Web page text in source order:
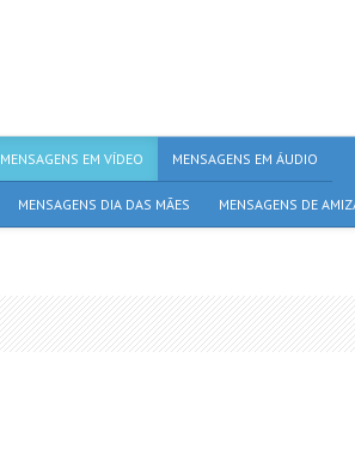
MENSAGENS EM VÍDEO MENSAGENS EM ÁUDIO
MENSAGENS DIA DAS MÃES MENSAGENS DE